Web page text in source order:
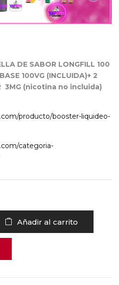
DE SABOR LONGFILL 100
100VG (INCLUIDA)+ 2
3MG (nicotina no incluida)
producto/booster-liquideo-
categoria-
Añadir al carrito